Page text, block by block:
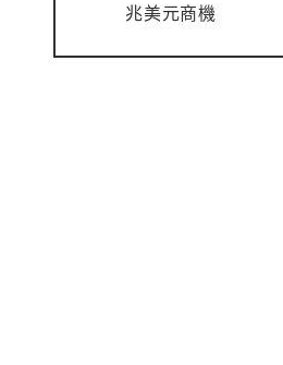
兆美元商機